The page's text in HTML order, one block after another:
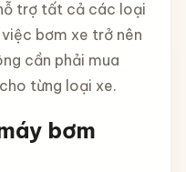
trợ tất cả các loại
bơm xe trở nên
cần phải mua
từng loại xe.
bơm